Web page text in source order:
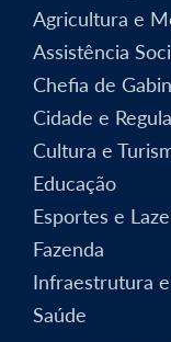
Agricultura e
Assistência
Chefia de
Cidade e
Cultura e
Educação
Esportes e
Fazenda
Infraestrutura
Saúde